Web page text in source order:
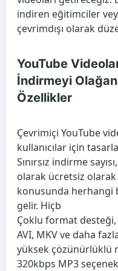
indiren eğitimciler
çevrimdışı olarak
YouTube
İndirmeyi
Özellikler
Çevrimiçi YouTube
kullanıcılar için
Sınırsız indirme
olarak ücretsiz
konusunda herhangi
gelir. Hiçb
Çoklu format desteği,
AVI, MKV ve daha
yüksek çözünürlüklü
320kbps MP3